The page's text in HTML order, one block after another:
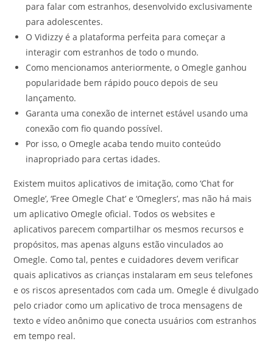
para falar com estranhos, desenvolvido exclusivamente
para adolescentes.
O Vidizzy é a plataforma perfeita para começar a
interagir com estranhos de todo o mundo.
Como mencionamos anteriormente, o Omegle ganhou
popularidade bem rápido pouco depois de seu
lançamento.
Garanta uma conexão de internet estável usando uma
conexão com fio quando possível.
Por isso, o Omegle acaba tendo muito conteúdo
inapropriado para certas idades.
Existem muitos aplicativos de imitação, como ‘Chat for
Omegle’, ‘Free Omegle Chat’ e ‘Omeglers’, mas não há mais
um aplicativo Omegle oficial. Todos os websites e
aplicativos parecem compartilhar os mesmos recursos e
propósitos, mas apenas alguns estão vinculados ao
Omegle. Como tal, pentes e cuidadores devem verificar
quais aplicativos as crianças instalaram em seus telefones
e os riscos apresentados com cada um. Omegle é divulgado
pelo criador como um aplicativo de troca mensagens de
texto e vídeo anônimo que conecta usuários com estranhos
em tempo real.